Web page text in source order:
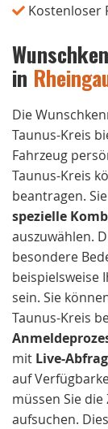
Kostenloser
in
Die
Taunus-Kreis
Fahrzeug
Taunus-Kreis
beantragen.
spezielle
auszuwählen.
besondere
beispielsweise
sein. Sie
Taunus-Kreis
mit Live-
auf
müssen Sie
aufsuchen.